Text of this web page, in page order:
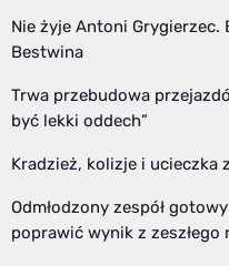
Nie żyje Antoni Grygierzec.
Bestwina
Trwa przebudowa
być lekki oddech”
Kradzież, kolizje i ucieczka
Odmłodzony zespół
poprawić wynik z zeszłego